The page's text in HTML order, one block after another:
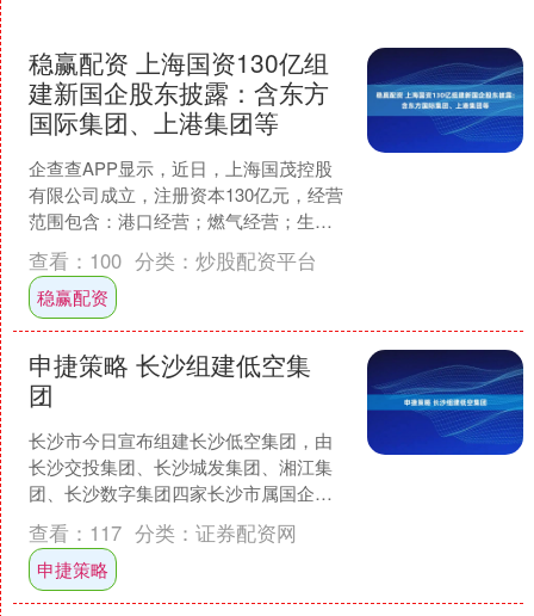
稳赢配资 上海国资130亿组
建新国企股东披露：含东方
国际集团、上港集团等
企查查APP显示，近日，上海国茂控股
有限公司成立，注册资本130亿元，经营
范围包含：港口经营；燃气经营；生物
质燃气生产和供应；互联网信息服务
等。企查查股权穿透显....
查看： 100 分类： 炒股配资平台
稳赢配资
申捷策略 长沙组建低空集
团
长沙市今日宣布组建长沙低空集团，由
长沙交投集团、长沙城发集团、湘江集
团、长沙数字集团四家长沙市属国企共
同出资，注册资本2亿元。未来申捷策
略，长沙低空集团将加快低....
查看： 117 分类： 证券配资网
申捷策略